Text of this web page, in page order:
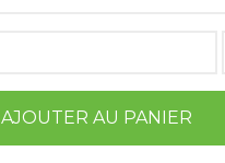
AJOUTER AU PANIER